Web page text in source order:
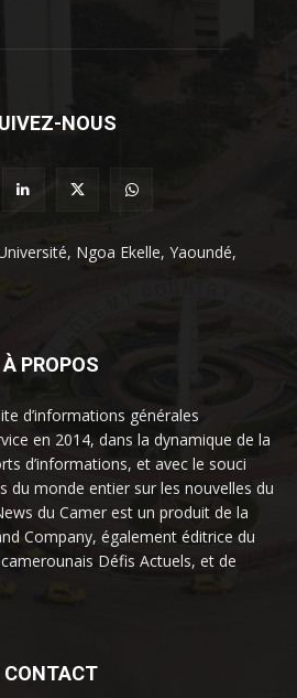
NOUS
Ngoa Ekelle, Yaoundé,
À PROPOS
d’informations générales
en 2014, dans la dynamique de la
d’informations, et avec le souci
du monde entier sur les nouvelles du
du Camer est un produit de la
Company, également éditrice du
Défis Actuels, et de
CONTACT